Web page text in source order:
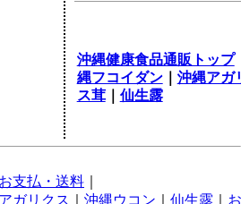
沖縄健康食品通販トップ
縄フコイダン｜ 沖縄アガ
ス茸｜ 仙生露
お支払・送料
ガリクス 沖縄ウコン 仙生露